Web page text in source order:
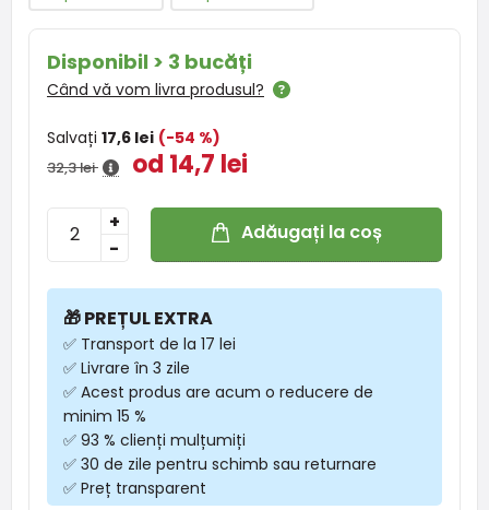
Disponibil > 3 bucăți
Când vă vom livra produsul?
Salvați 17,6 lei (-54 %)
32,3 lei od 14,7 lei
-
+ Adăugați la coș
🎁 PREȚUL EXTRA
✅ Transport de la 17 lei
✅ Livrare în 3 zile
✅ Acest produs are acum o reducere de
minim 15 %
✅ 93 % clienți mulțumiți
✅ 30 de zile pentru schimb sau returnare
✅ Preț transparent